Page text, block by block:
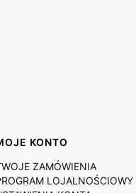
KONTO
ZAMÓWIENIA
LOJALNOŚCIOWY